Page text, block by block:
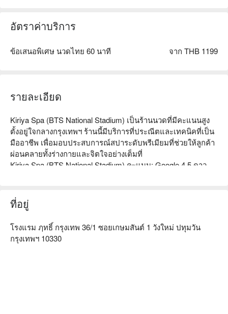
อัตราค่าบริการ
ข้อเสนอพิเศษ นวดไทย 60 นาที จาก THB 1199
รายละเอียด
Kiriya Spa (BTS National Stadium) เป็นร้านนวดที่มีคะแนนสูง
ตั้งอยู่ใจกลางกรุงเทพฯ ร้านนี้มีบริการที่ประณีตและเทคนิคที่เป็น
มืออาชีพ เพื่อมอบประสบการณ์สปาระดับพรีเมียมที่ช่วยให้ลูกค้า
ผ่อนคลายทั้งร่างกายและจิตใจอย่างเต็มที่
Kiriya Spa (BTS National Stadium) คะแนน: Google 4.5 ดาว
ออกมาให้คุณได้เพลิดเพลินกับการรักษาโดยไม่ถูกรบกวน เป็น
สถานที่ที่เหมาะสำหรับการหลบหนีจากความวุ่นวายของเมือง
นักบำบัดที่ Kiriya Spa ทุกคนได้รับการฝึกอบรมอย่างมืออาชีพ มี
ทักษะที่ชำนาญและใส่ใจ ไม่ว่าจะเป็นการนวดด้วยน้ำมันหอม
ระเหยเพื่อบรรเทาความเครียด หรือการนวดด้วยหินร้อนเพื่อการ
ที่อยู่
โรงแรม ฦทธิ์ กรุงเทพ 36/1 ซอยเกษมสันต์ 1 วังใหม่ ปทุมวัน
กรุงเทพฯ 10330